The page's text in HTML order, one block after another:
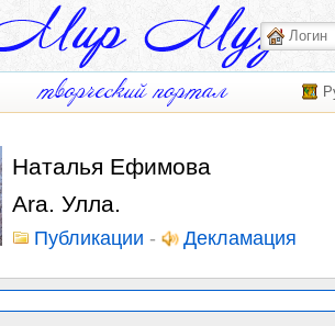
Наталья Ефимова
Ara. Улла.
Публикации - Декламация